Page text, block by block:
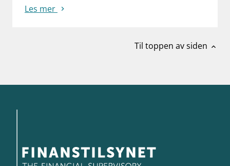
Les mer
Til toppen av siden expand_less